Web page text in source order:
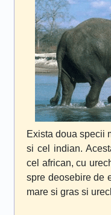
Exista doua specii
si cel indian.
cel african, cu
spre deosebire de
mare si gras si